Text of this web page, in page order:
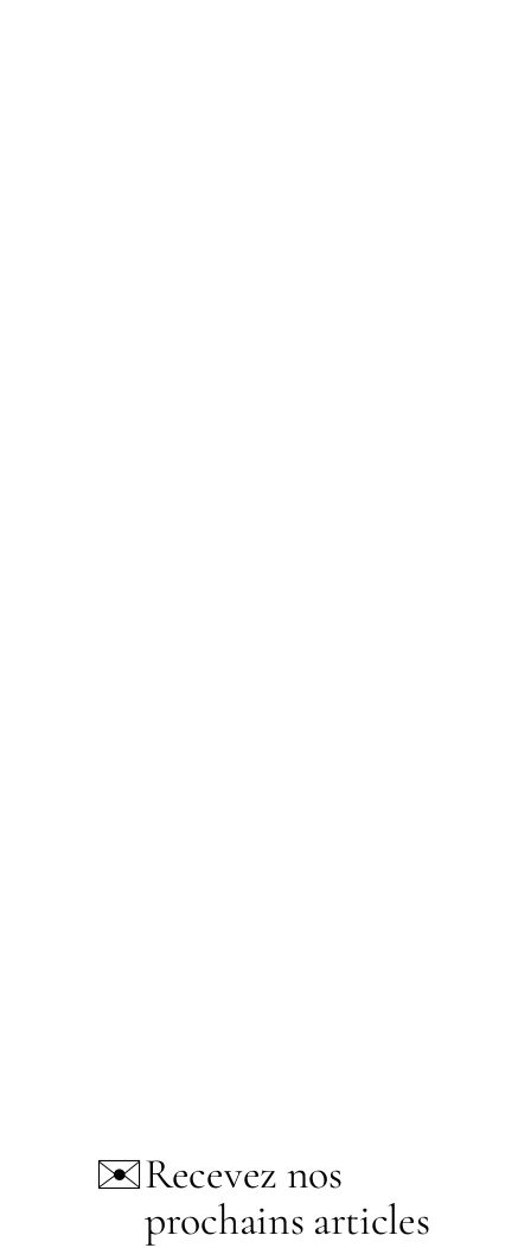
✉️Recevez nos
prochains articles